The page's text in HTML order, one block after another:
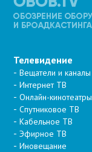
Телевидение
Вещатели и каналы
Интернет ТВ
Онлайн-кинотеатры
Спутниковое ТВ
Кабельное ТВ
Эфирное ТВ
Иновещание